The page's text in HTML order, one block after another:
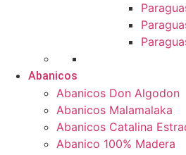
Abanicos
Abanicos Don Algodon
Abanicos Malamalaka
Abanicos Catalina
Abanico 100% Madera